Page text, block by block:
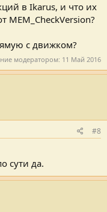
в Ikarus, и что их
MEM_CheckVersion?
с движком?
модератором: 11 Май 2016
#8
сути да.